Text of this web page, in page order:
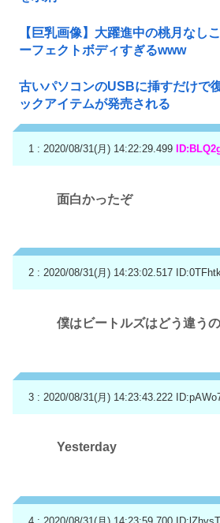
【巨乳画像】大躍進中の桃月なし
ーフェクトボディすぎるwww
古いパソコンのUSBに挿すだけで
ックアイテムが発売される
1 : 2020/08/31(月) 14:22:29.499
面白かったぞ
2 : 2020/08/31(月) 14:23:02.517
僕はビートルズはどう違う
3 : 2020/08/31(月) 14:23:43.222
Yesterday